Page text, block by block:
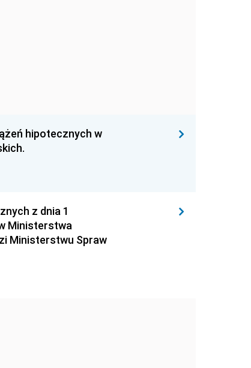
hipotecznych w
z dnia 1
Ministerstwa
Ministerstwu Spraw